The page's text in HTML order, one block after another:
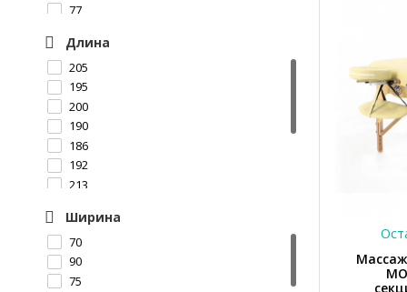
77
34
60
25
17 кг
24
35
80
36,4
60 кг
33 кг
77.5 кг
Длина
205
195
200
190
186
192
213
216
227
212
Ширина
70
90
75